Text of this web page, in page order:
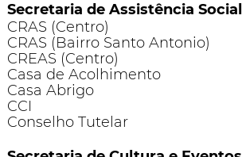
Secretaria de Assistência Social
CRAS (Centro)
CRAS (Bairro Santo Antonio)
CREAS (Centro)
Casa de Acolhimento
Casa Abrigo
CCI
Conselho Tutelar